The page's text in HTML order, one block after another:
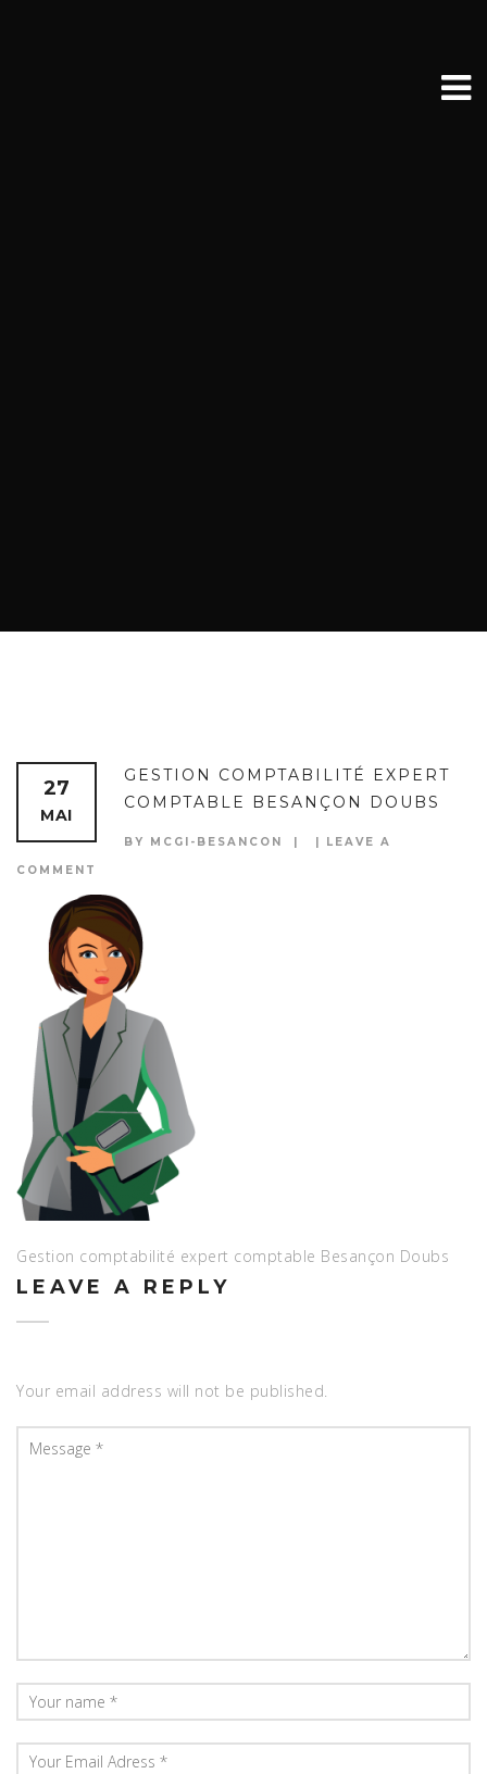
27
MAI
GESTION COMPTABILITÉ EXPERT
COMPTABLE BESANÇON DOUBS
BY MCGI-BESANCON
LEAVE A
COMMENT
Gestion comptabilité expert comptable Besançon Doubs
LEAVE A REPLY
Your email address will not be published.